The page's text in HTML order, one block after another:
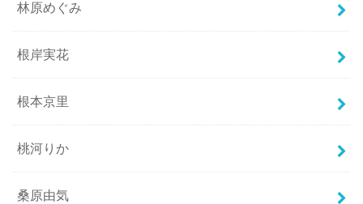
林原めぐみ
根岸実花
根本京里
桃河りか
桑原由気